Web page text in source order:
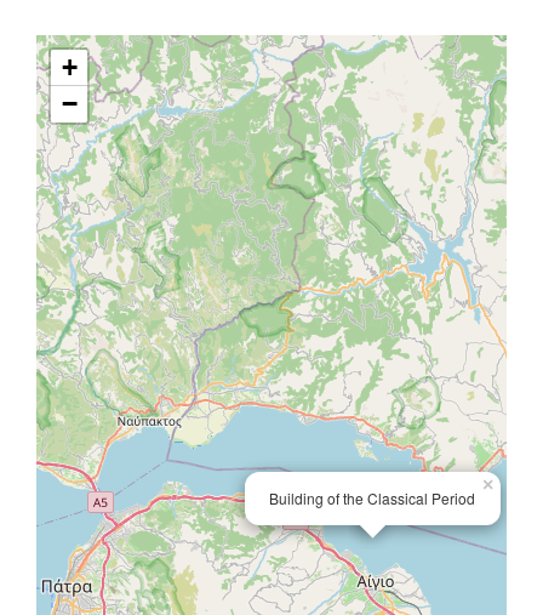
Building of the Classical Period
×
+
−